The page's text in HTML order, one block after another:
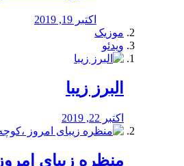
اکتبر 19, 2019
موزیک
ویدئو
البرز زیبا
اکتبر 22, 2019
منظره‌‌ زیبای